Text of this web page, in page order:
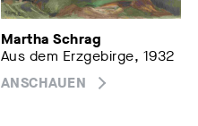
Martha Schrag
Aus dem Erzgebirge, 1932
ANSCHAUEN